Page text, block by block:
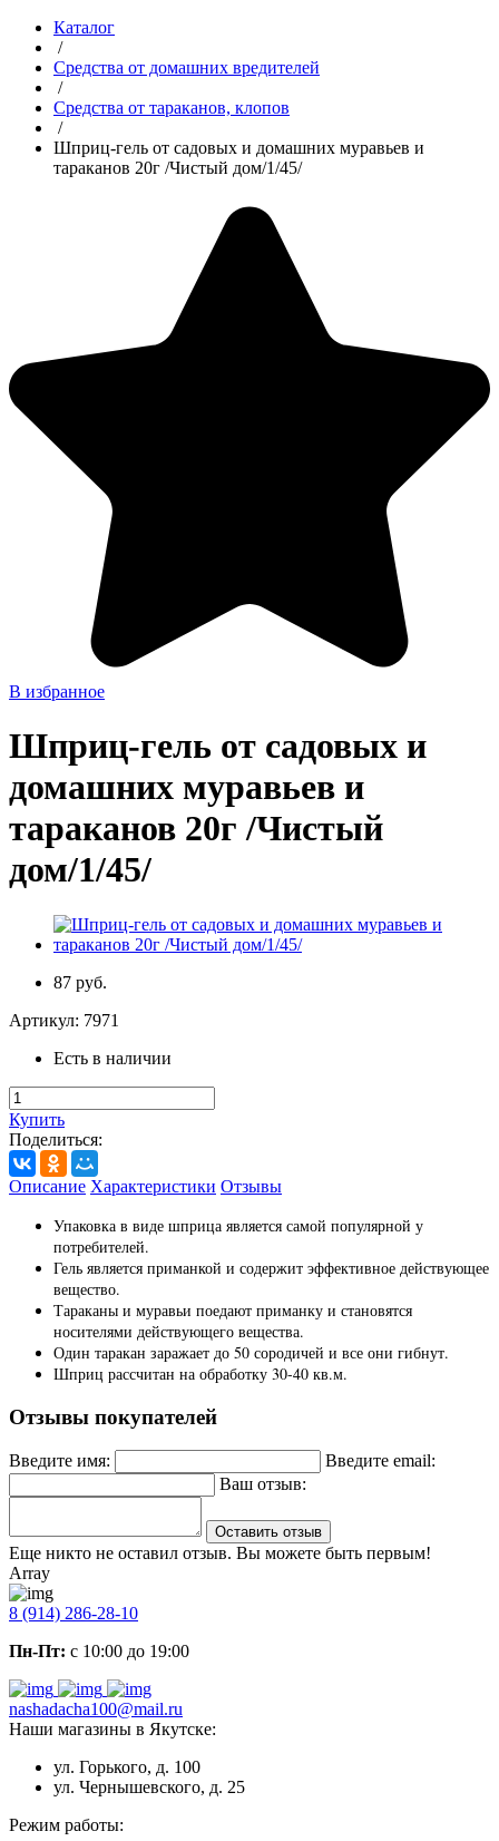
Каталог
/
Средства от домашних вредителей
/
Средства от тараканов, клопов
/
Шприц-гель от садовых и домашних муравьев и
тараканов 20г /Чистый дом/1/45/
В избранное
Шприц-гель от садовых и
домашних муравьев и
тараканов 20г /Чистый
дом/1/45/
87 руб.
Артикул: 7971
Есть в наличии
Купить
Поделиться:
Описание Характеристики Отзывы
Упаковка в виде шприца является самой популярной у
потребителей.
Гель является приманкой и содержит эффективное действующее
вещество.
Тараканы и муравьи поедают приманку и становятся
носителями действующего вещества.
Один таракан заражает до 50 сородичей и все они гибнут.
Шприц рассчитан на обработку 30-40 кв.м.
Отзывы покупателей
Введите имя:
Введите email:
Ваш отзыв:
Оставить отзыв
Еще никто не оставил отзыв. Вы можете быть первым!
Array
8 (914) 286-28-10
Пн-Пт: с 10:00 до 19:00
nashadacha100@mail.ru
Наши магазины в Якутске:
ул. Горького, д. 100
ул. Чернышевского, д. 25
Режим работы: